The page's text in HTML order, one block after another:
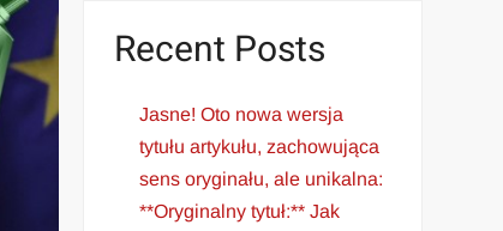
Recent Posts
Jasne! Oto nowa wersja
tytułu artykułu, zachowująca
sens oryginału, ale unikalna:
**Oryginalny tytuł:** Jak